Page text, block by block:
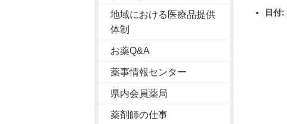
地域における医療品提供
体制
お薬Q&A
薬事情報センター
県内会員薬局
薬剤師の仕事
日付: